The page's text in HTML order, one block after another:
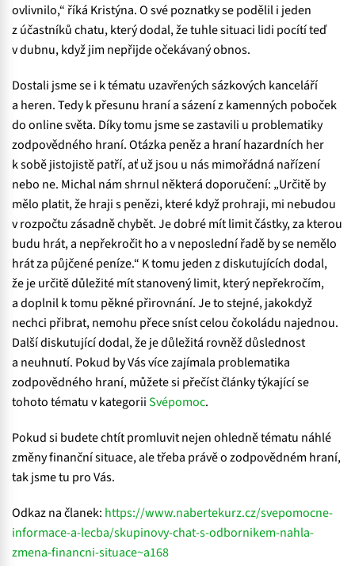
ovlivnilo,“ říká Kristýna. O své poznatky se podělil i jeden
z účastníků chatu, který dodal, že tuhle situaci lidi pocítí teď
v dubnu, když jim nepřijde očekávaný obnos.
Dostali jsme se i k tématu uzavřených sázkových kanceláří
a heren. Tedy k přesunu hraní a sázení z kamenných poboček
do online světa. Díky tomu jsme se zastavili u problematiky
zodpovědného hraní. Otázka peněz a hraní hazardních her
k sobě jistojistě patří, ať už jsou u nás mimořádná nařízení
nebo ne. Michal nám shrnul některá doporučení: „Určitě by
mělo platit, že hraji s penězi, které když prohraji, mi nebudou
v rozpočtu zásadně chybět. Je dobré mít limit částky, za kterou
budu hrát, a nepřekročit ho a v neposlední řadě by se nemělo
hrát za půjčené peníze.“ K tomu jeden z diskutujících dodal,
že je určitě důležité mít stanovený limit, který nepřekročím,
a doplnil k tomu pěkné přirovnání. Je to stejné, jakokdyž
nechci přibrat, nemohu přece sníst celou čokoládu najednou.
Další diskutující dodal, že je důležitá rovněž důslednost
a neuhnutí. Pokud by Vás více zajímala problematika
zodpovědného hraní, můžete si přečíst články týkající se
tohoto tématu v kategoriiSvépomoc.
Pokud si budete chtít promluvit nejen ohledně tématu náhlé
změny finanční situace, ale třeba právě o zodpovědném hraní,
tak jsme tu pro Vás.
Odkaz na članek: https://www.nabertekurz.cz/svepomocne-
informace-a-lecba/skupinovy-chat-s-odbornikem-nahla-
zmena-financni-situace~a168